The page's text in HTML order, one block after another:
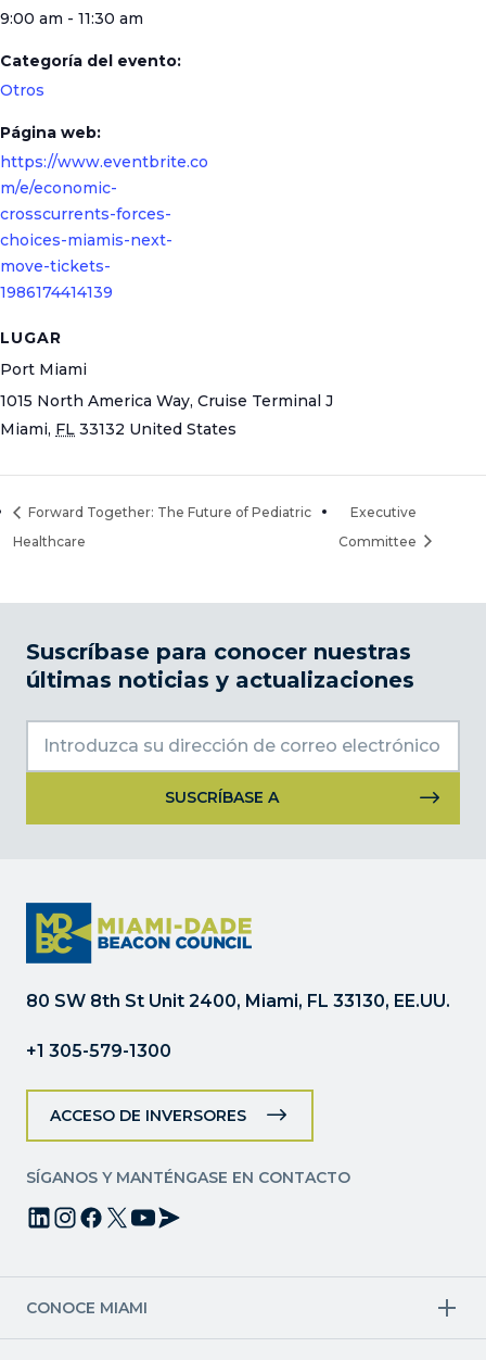
9:00 am - 11:30 am
Categoría del evento:
Otros
Página web:
https://www.eventbrite.co
m/e/economic-
crosscurrents-forces-
choices-miamis-next-
move-tickets-
1986174414139
LUGAR
Port Miami
1015 North America Way, Cruise Terminal J
Miami, FL 33132 United States
Forward Together: The Future of Pediatric
Healthcare
Executive
Committee
Suscríbase para conocer nuestras
últimas noticias y actualizaciones
Contact.
Por
favor,
deje
campo
blanco.
80 SW 8th St Unit 2400, Miami, FL 33130, EE.UU.
+1 305-579-1300
ACCESO DE INVERSORES
SÍGANOS Y MANTÉNGASE EN CONTACTO
CONOCE MIAMI